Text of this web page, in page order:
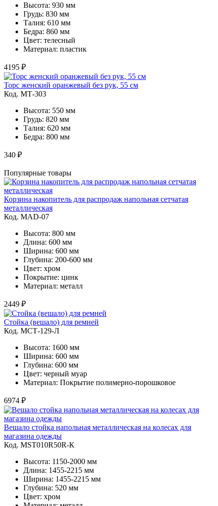
Высота: 930 мм
Грудь: 830 мм
Талия: 610 мм
Бедра: 860 мм
Цвет: телесный
Материал: пластик
4195 ₽
Торс женский оранжевый без рук, 55 см
Код. MТ-303
Высота: 550 мм
Грудь: 820 мм
Талия: 620 мм
Бедра: 800 мм
340 ₽
Популярные товары
Корзина накопитель для распродаж напольная сетчатая
металлическая
Код. MAD-07
Высота: 800 мм
Длина: 600 мм
Ширина: 600 мм
Глубина: 200-600 мм
Цвет: хром
Покрытие: цинк
Материал: металл
2449 ₽
Стойка (вешало) для ремней
Код. MСТ-129-Л
Высота: 1600 мм
Ширина: 600 мм
Глубина: 600 мм
Цвет: черный муар
Материал: Покрытие полимерно-порошковое
6974 ₽
Вешало стойка напольная металлическая на колесах для
магазина одежды
Код. MST010R50R-К
Высота: 1150-2000 мм
Длина: 1455-2215 мм
Ширина: 1455-2215 мм
Глубина: 520 мм
Цвет: хром